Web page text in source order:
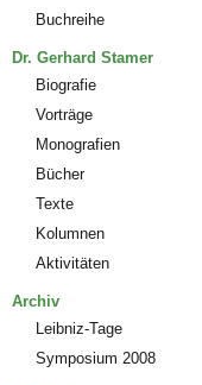
Buchreihe
Dr. Gerhard Stamer
Biografie
Vorträge
Monografien
Bücher
Texte
Kolumnen
Aktivitäten
Archiv
Leibniz-Tage
Symposium 2008